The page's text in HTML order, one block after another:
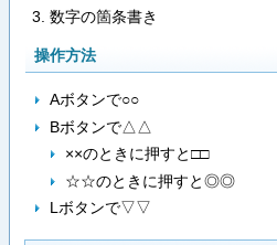
数字の箇条書き
操作方法
Aボタンで○○
Bボタンで△△
××のときに押すと□□
☆☆のときに押すと◎◎
Lボタンで▽▽